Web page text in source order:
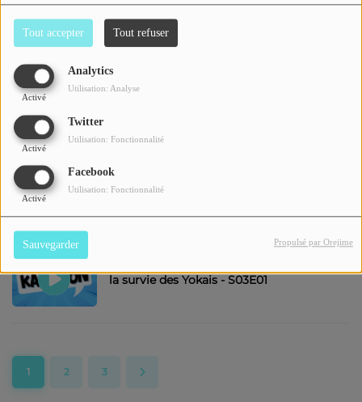
Tout accepter Tout refuser
Analytics
Activé
Utilisation: Analyse
Twitter
Activé
Utilisation: Fonctionnalité
Facebook
Activé
Utilisation: Fonctionnalité
Sauvegarder Propulsé par Orejime
Les ateliers EMI
Histoire en Ondes - La Gourmandise
commence quand on a faim - S02E03
la survie des Yokais - S03E01
1 2 3